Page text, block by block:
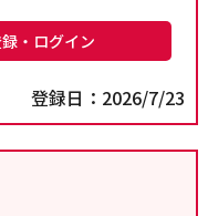
・ログイン
登録日：2026/7/23